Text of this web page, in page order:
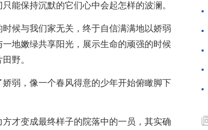
能保持沉默的它们心中会起怎样的波澜。
候与我们家无关，终于自信满满地以娇弱
地嫩绿共享阳光，展示生命的顽强的时候
野。
弱，像一个春风得意的少年开始俯瞰脚下
才变成最终样子的院落中的一员，其实确